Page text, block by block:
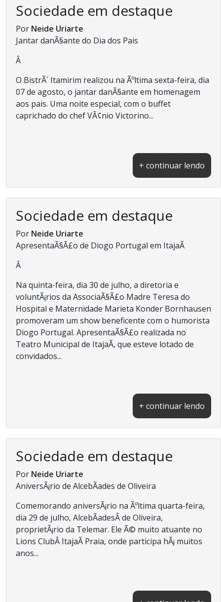
Sociedade em destaque
Por Neide Uriarte
Jantar danÃ§ante do Dia dos Pais
Â
O BistrÃ´ Itamirim realizou na Ãºltima sexta-feira, dia
07 de agosto, o jantar danÃ§ante em homenagem
aos pais. Uma noite especial, com o buffet
caprichado do chef VÃ¢nio Victorino...
+ continuar lendo
Sociedade em destaque
Por Neide Uriarte
ApresentaÃ§Ã£o de Diogo Portugal em ItajaÃ­
Â
Na quinta-feira, dia 30 de julho, a diretoria e
voluntÃ¡rios da AssociaÃ§Ã£o Madre Teresa do
Hospital e Maternidade Marieta Konder Bornhausen
promoveram um show beneficente com o humorista
Diogo Portugal. ApresentaÃ§Ã£o realizada no
Teatro Municipal de ItajaÃ­, que esteve lotado de
convidados...
+ continuar lendo
Sociedade em destaque
Por Neide Uriarte
AniversÃ¡rio de AlcebÃ­ades de Oliveira
Comemorando aniversÃ¡rio na Ãºltima quarta-feira,
dia 29 de julho, AlcebÃ­adesÂ de Oliveira,
proprietÃ¡rio da Telemar. Ele Ã© muito atuante no
Lions ClubÂ ItajaÃ­ Praia, onde participa hÃ¡ muitos
anos...